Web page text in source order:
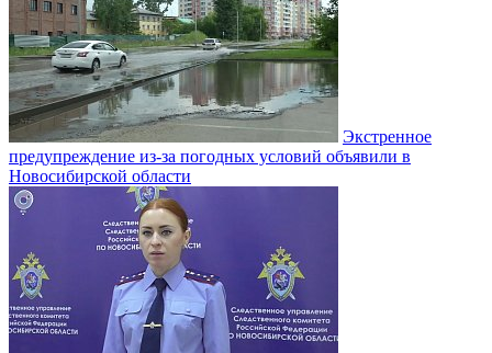
Экстренное
предупреждение из-за погодных условий объявили в
Новосибирской области